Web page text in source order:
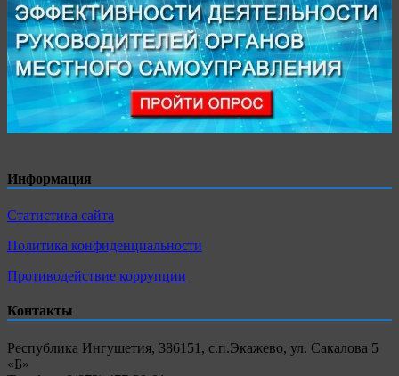
Информация
Статистика сайта
Политика конфиденциальности
Противодействие коррупции
Контакты
Республика Ингушетия, 386151, с.п.Экажево, ул. Сакалова 5
«Б»